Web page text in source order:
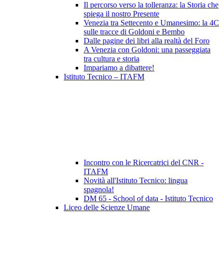
Il percorso verso la tolleranza: la Storia che
spiega il nostro Presente
Venezia tra Settecento e Umanesimo: la 4C
sulle tracce di Goldoni e Bembo
Dalle pagine dei libri alla realtà del Foro
A Venezia con Goldoni: una passeggiata
tra cultura e storia
Impariamo a dibattere!
Istituto Tecnico – ITAFM
Incontro con le Ricercatrici del CNR -
ITAFM
Novità all'Istituto Tecnico: lingua
spagnola!
DM 65 - School of data - Istituto Tecnico
Liceo delle Scienze Umane